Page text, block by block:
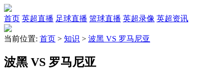
首页 英超直播 足球直播 篮球直播 英超录像 英超资讯
当前位置: 首页 > 知识 > 波黑 VS 罗马尼亚
波黑 VS 罗马尼亚